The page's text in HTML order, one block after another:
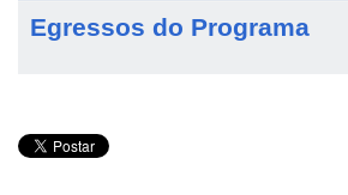
Egressos do Programa